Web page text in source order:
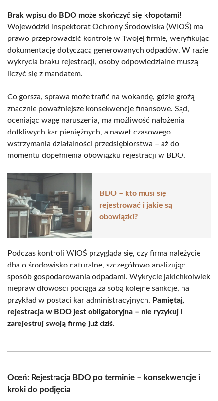
Brak wpisu do BDO może skończyć się kłopotami!
Wojewódzki Inspektorat Ochrony Środowiska (WIOŚ) ma
prawo przeprowadzić kontrolę w Twojej firmie, weryfikując
dokumentację dotyczącą generowanych odpadów. W razie
wykrycia braku rejestracji, osoby odpowiedzialne muszą
liczyć się z mandatem.
Co gorsza, sprawa może trafić na wokandę, gdzie grożą
znacznie poważniejsze konsekwencje finansowe. Sąd,
oceniając wagę naruszenia, ma możliwość nałożenia
dotkliwych kar pieniężnych, a nawet czasowego
wstrzymania działalności przedsiębiorstwa – aż do
momentu dopełnienia obowiązku rejestracji w BDO.
BDO – kto musi się
rejestrować i jakie są
obowiązki?
Podczas kontroli WIOŚ przygląda się, czy firma należycie
dba o środowisko naturalne, szczegółowo analizując
sposób gospodarowania odpadami. Wykrycie jakichkolwiek
nieprawidłowości pociąga za sobą kolejne sankcje, na
przykład w postaci kar administracyjnych. Pamiętaj,
rejestracja w BDO jest obligatoryjna – nie ryzykuj i
zarejestruj swoją firmę już dziś.
Oceń: Rejestracja BDO po terminie – konsekwencje i
kroki do podjęcia